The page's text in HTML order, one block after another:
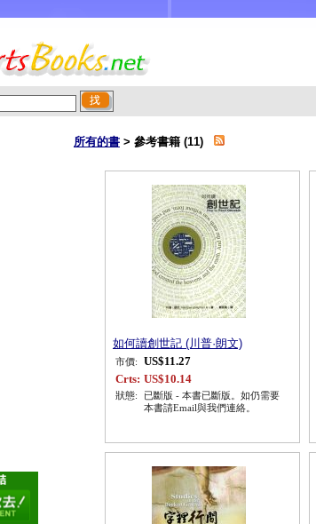
所有的書 > 參考書籍 (11)
如何讀創世記 (川普·朗文)
市價:
US$11.27
Crts: US$10.14
狀態:
已斷版 - 本書已斷版。如仍需要
本書請Email與我們連絡。